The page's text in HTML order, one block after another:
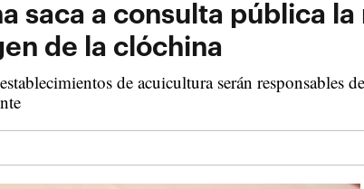
saca a consulta pública
de la clóchina
de acuicultura serán responsables